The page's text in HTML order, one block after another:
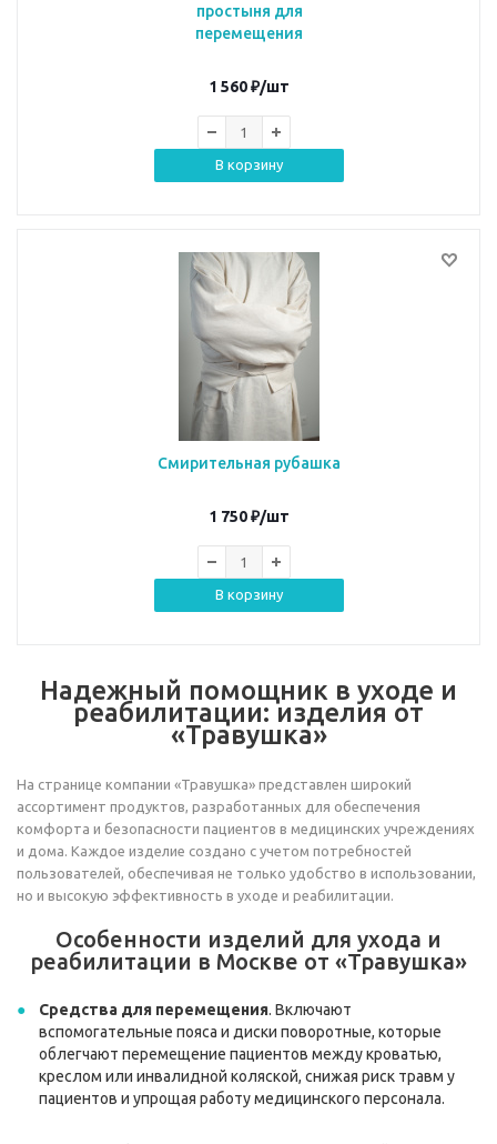
простыня для
перемещения
1 560₽/шт
В корзину
Смирительная рубашка
1 750₽/шт
В корзину
Надежный помощник в уходе и
реабилитации: изделия от
«Травушка»
На странице компании «Травушка» представлен широкий
ассортимент продуктов, разработанных для обеспечения
комфорта и безопасности пациентов в медицинских учреждениях
и дома. Каждое изделие создано с учетом потребностей
пользователей, обеспечивая не только удобство в использовании,
но и высокую эффективность в уходе и реабилитации.
Особенности изделий для ухода и
реабилитации в Москве от «Травушка»
Средства для перемещения. Включают
вспомогательные пояса и диски поворотные, которые
облегчают перемещение пациентов между кроватью,
креслом или инвалидной коляской, снижая риск травм у
пациентов и упрощая работу медицинского персонала.